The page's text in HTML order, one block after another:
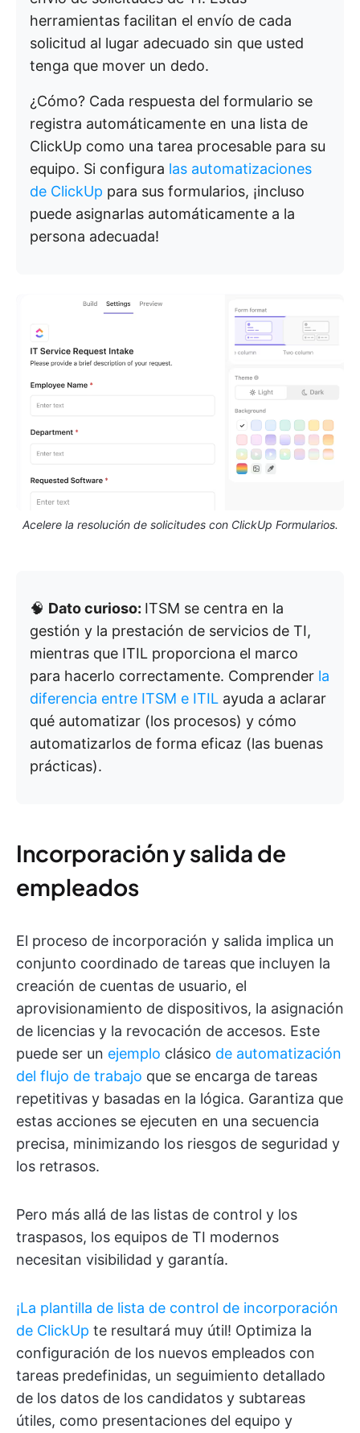
herramientas facilitan el envío de cada
solicitud al lugar adecuado sin que usted
tenga que mover un dedo.
¿Cómo? Cada respuesta del formulario se
registra automáticamente en una lista de
ClickUp como una tarea procesable para su
equipo. Si configura las automatizaciones
de ClickUp para sus formularios, ¡incluso
puede asignarlas automáticamente a la
persona adecuada!
Acelere la resolución de solicitudes con ClickUp Formularios.
🧠 Dato curioso: ITSM se centra en la
gestión y la prestación de servicios de TI,
mientras que ITIL proporciona el marco
para hacerlo correctamente. Comprender la
diferencia entre ITSM e ITIL ayuda a aclarar
qué automatizar (los procesos) y cómo
automatizarlos de forma eficaz (las buenas
prácticas).
Incorporación y salida de
empleados
El proceso de incorporación y salida implica un
conjunto coordinado de tareas que incluyen la
creación de cuentas de usuario, el
aprovisionamiento de dispositivos, la asignación
de licencias y la revocación de accesos. Este
puede ser un ejemplo clásico de automatización
del flujo de trabajo que se encarga de tareas
repetitivas y basadas en la lógica. Garantiza que
estas acciones se ejecuten en una secuencia
precisa, minimizando los riesgos de seguridad y
los retrasos.
Pero más allá de las listas de control y los
traspasos, los equipos de TI modernos
necesitan visibilidad y garantía.
¡La plantilla de lista de control de incorporación
de ClickUp te resultará muy útil! Optimiza la
configuración de los nuevos empleados con
tareas predefinidas, un seguimiento detallado
de los datos de los candidatos y subtareas
útiles, como presentaciones del equipo y